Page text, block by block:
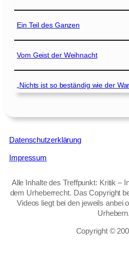
Ein Teil des Ganzen
Vom Geist der Weihnacht
„Nichts ist so beständig wie der
Datenschutzerklärung
Impressum
Alle Inhalte des Treffpunkt: Kritik –
dem Urheberrecht. Das Copyright
Videos liegt bei den jeweils anbei
Urhebern.
Copyright ©